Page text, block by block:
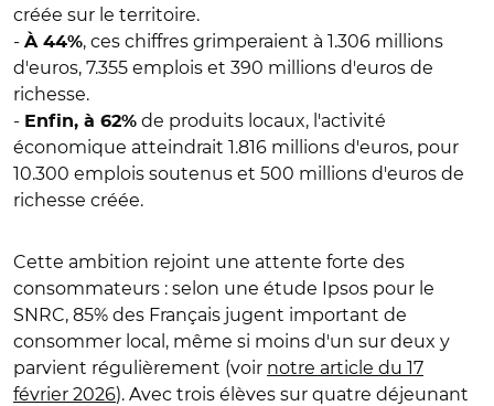
créée sur le territoire.
- À 44%, ces chiffres grimperaient à 1.306 millions
d'euros, 7.355 emplois et 390 millions d'euros de
richesse.
- Enfin, à 62% de produits locaux, l'activité
économique atteindrait 1.816 millions d'euros, pour
10.300 emplois soutenus et 500 millions d'euros de
richesse créée.
Cette ambition rejoint une attente forte des
consommateurs : selon une étude Ipsos pour le
SNRC, 85% des Français jugent important de
consommer local, même si moins d'un sur deux y
parvient régulièrement (voir notre article du 17
février 2026). Avec trois élèves sur quatre déjeunant